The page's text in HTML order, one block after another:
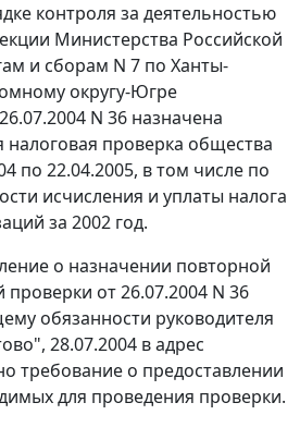
контроля за деятельностью
Министерства Российской
и сборам N 7 по Ханты-
округу-Югре
N 36 назначена
налоговая проверка общества
по 22.04.2005, в том числе по
исчисления и уплаты налога
за 2002 год.
о назначении повторной
от 26.07.2004 N 36
обязанности руководителя
28.07.2004 в адрес
требование о предоставлении
для проведения проверки.